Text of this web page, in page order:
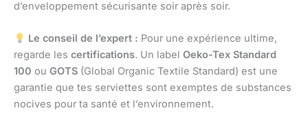
d’enveloppement sécurisante soir après soir.
Le conseil de l’expert : Pour une expérience ultime,
regarde les certifications. Un label Oeko-Tex Standard
100 ou GOTS (Global Organic Textile Standard) est une
garantie que tes serviettes sont exemptes de substances
nocives pour ta santé et l’environnement.